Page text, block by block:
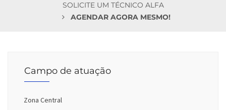
SOLICITE UM TÉCNICO ALFA
AGENDAR AGORA MESMO!
Campo de atuação
Zona Central